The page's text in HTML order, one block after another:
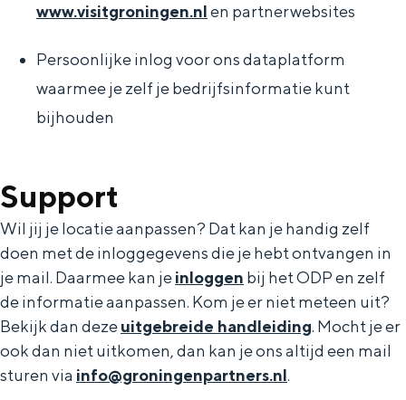
De huisstijl van Groningen is gebaseerd
op wie we zijn en waar we naartoe willen.
Om het wat eenvoudiger te zeggen: ons
uiterlijk komt voort uit ons innerlijk.
OVER ONS
www.visitgroningen.nlen partnerwebsites
Persoonlijke inlog voor ons dataplatform
waarmee je zelf je bedrijfsinformatie kunt
bijhouden
Support
Wil jij je locatie aanpassen? Dat kan je handig zelf
doen met de inloggegevens die je hebt ontvangen in
je mail. Daarmee kan jeinloggen bij het ODP en zelf
de informatie aanpassen. Kom je er niet meteen uit?
Bekijk dan dezeuitgebreide handleiding. Mocht je er
ook dan niet uitkomen, dan kan je ons altijd een mail
sturen via info@groningenpartners.nl.